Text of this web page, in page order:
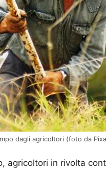
dagli agricoltori (foto da
agricoltori in rivolta